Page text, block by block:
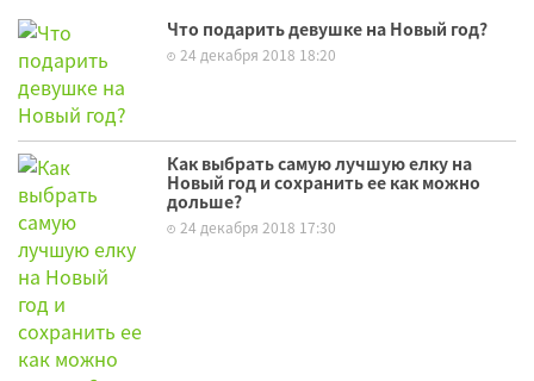
Что подарить девушке на Новый год?
24 декабря 2018 18:20
Как выбрать самую лучшую елку на
Новый год и сохранить ее как можно
дольше?
24 декабря 2018 17:30